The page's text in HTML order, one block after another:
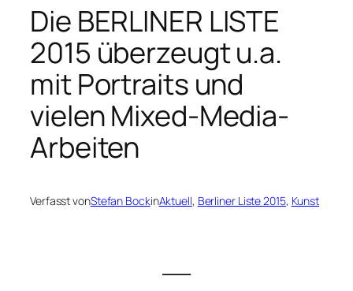
Die BERLINER LISTE
2015 überzeugt u.a.
mit Portraits und
vielen Mixed-Media-
Arbeiten
Verfasst vonStefan BockinAktuell, Berliner Liste 2015, Kunst